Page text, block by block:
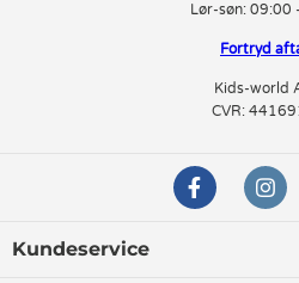
Lør-søn: 09:00
Fortryd
Kids-world
CVR:
Kundeservice